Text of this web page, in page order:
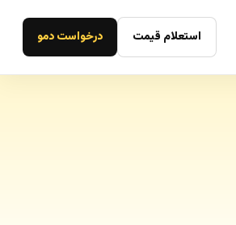
استعلام قیمت درخواست دمو